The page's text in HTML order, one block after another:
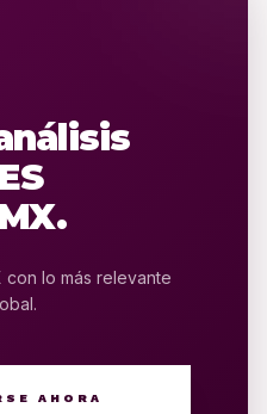
con lo más relevante
AHORA